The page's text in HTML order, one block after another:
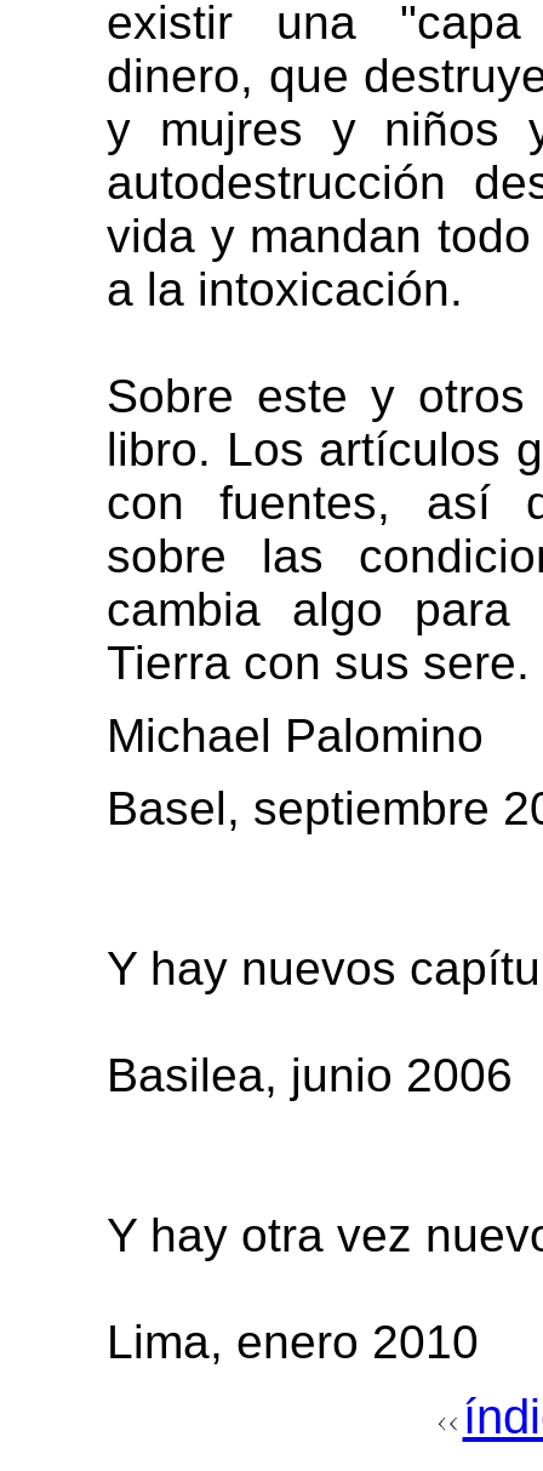
existir una
dinero, que
y mujres y niños
autodestrucción
vida y mandan
a la intoxicación.
Sobre este y
libro. Los artículos
con fuentes, así
sobre las
cambia algo para
Tierra con sus sere.
Michael Palomino
Basel, septiembre
Y hay nuevos
Basilea, junio 2006
Y hay otra vez
Lima, enero 2010